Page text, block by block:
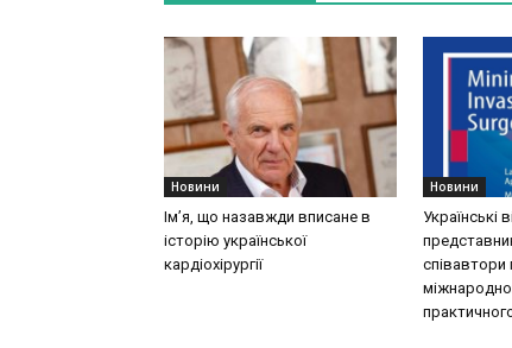
Новини
Ім’я, що назавжди вписане в
історію української
кардіохірургії
Новини
Українські
співавтори